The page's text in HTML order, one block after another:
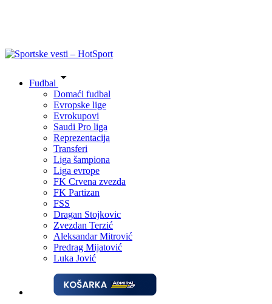
Fudbal
Domaći fudbal
Evropske lige
Evrokupovi
Saudi Pro liga
Reprezentacija
Transferi
Liga šampiona
Liga evrope
FK Crvena zvezda
FK Partizan
FSS
Dragan Stojkovic
Zvezdan Terzić
Aleksandar Mitrović
Predrag Mijatović
Luka Jović